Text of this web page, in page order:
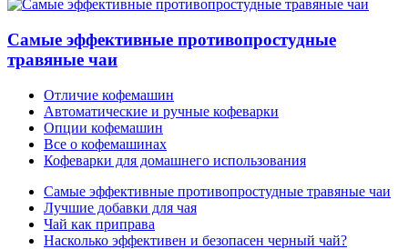
Самые эффективные противопростудные
травяные чаи
Отличие кофемашин
Автоматические и ручные кофеварки
Опции кофемашин
Все о кофемашинах
Кофеварки для домашнего использования
Самые эффективные противопростудные травяные чаи
Лучшие добавки для чая
Чай как приправа
Насколько эффективен и безопасен черный чай?